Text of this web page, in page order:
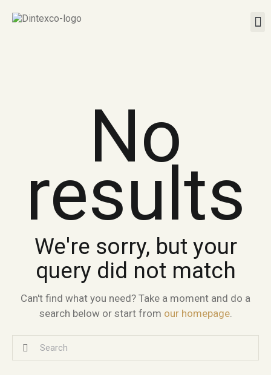
No
results
We're sorry, but your
query did not match
Can't find what you need? Take a moment and do a
search below or start from our homepage.